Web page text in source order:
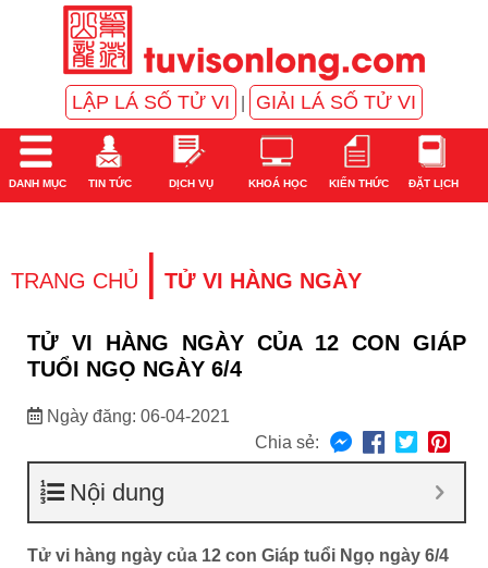
LẬP LÁ SỐ TỬ VI GIẢI LÁ SỐ TỬ VI
DANH MỤC TIN TỨC DỊCH VỤ KHOÁ HỌC KIẾN THỨC ĐẶT LỊCH
TRANG CHỦ | TỬ VI HÀNG NGÀY
TỬ VI HÀNG NGÀY CỦA 12 CON GIÁP
TUỔI NGỌ NGÀY 6/4
Ngày đăng: 06-04-2021
Chia sẻ:
Nội dung
Tử vi hàng ngày của 12 con Giáp tuổi Ngọ ngày 6/4